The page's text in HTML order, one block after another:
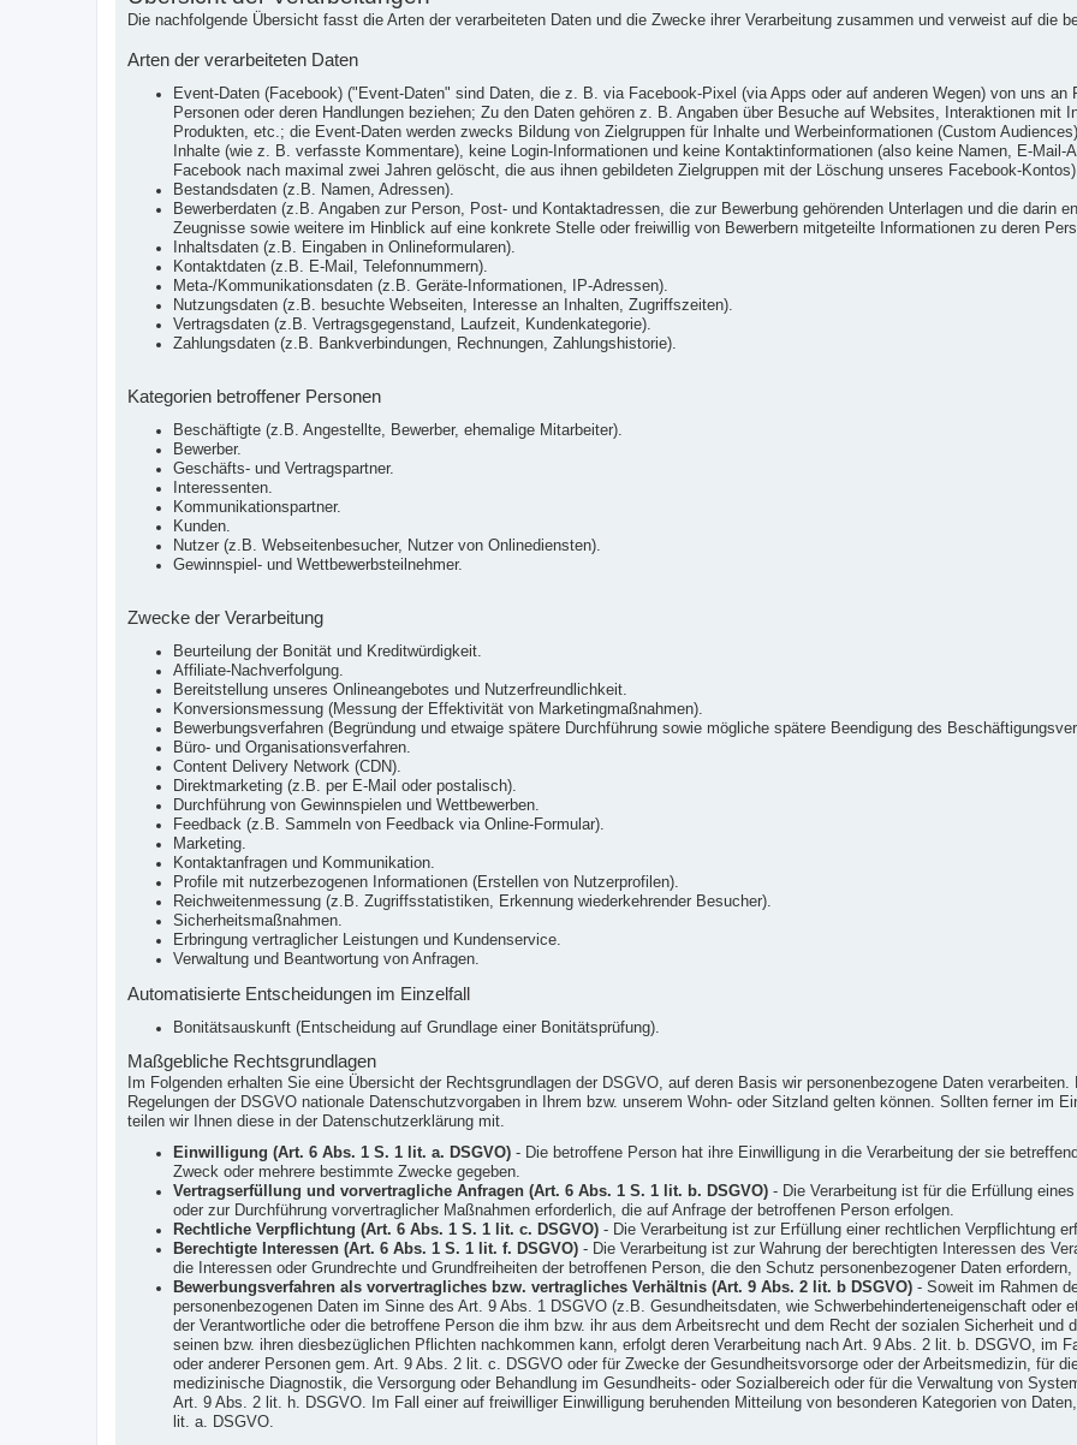
Die nachfolgende Übersicht fasst die Arten der verarbeiteten Daten und die Zwecke ihrer Verarbeitung zusammen und verweist auf die
Arten der verarbeiteten Daten
Event-Daten (Facebook) ("Event-Daten" sind Daten, die z. B. via Facebook-Pixel (via Apps oder auf anderen Wegen) von uns
Personen oder deren Handlungen beziehen; Zu den Daten gehören z. B. Angaben über Besuche auf Websites, Interaktionen
Produkten, etc.; die Event-Daten werden zwecks Bildung von Zielgruppen für Inhalte und Werbeinformationen (Custom
Inhalte (wie z. B. verfasste Kommentare), keine Login-Informationen und keine Kontaktinformationen (also keine Namen, E-Mail-
Facebook nach maximal zwei Jahren gelöscht, die aus ihnen gebildeten Zielgruppen mit der Löschung unseres Facebook-Kontos).
Bestandsdaten (z.B. Namen, Adressen).
Bewerberdaten (z.B. Angaben zur Person, Post- und Kontaktadressen, die zur Bewerbung gehörenden Unterlagen und die darin
Zeugnisse sowie weitere im Hinblick auf eine konkrete Stelle oder freiwillig von Bewerbern mitgeteilte Informationen zu deren
Inhaltsdaten (z.B. Eingaben in Onlineformularen).
Kontaktdaten (z.B. E-Mail, Telefonnummern).
Meta-/Kommunikationsdaten (z.B. Geräte-Informationen, IP-Adressen).
Nutzungsdaten (z.B. besuchte Webseiten, Interesse an Inhalten, Zugriffszeiten).
Vertragsdaten (z.B. Vertragsgegenstand, Laufzeit, Kundenkategorie).
Zahlungsdaten (z.B. Bankverbindungen, Rechnungen, Zahlungshistorie).
Kategorien betroffener Personen
Beschäftigte (z.B. Angestellte, Bewerber, ehemalige Mitarbeiter).
Bewerber.
Geschäfts- und Vertragspartner.
Interessenten.
Kommunikationspartner.
Kunden.
Nutzer (z.B. Webseitenbesucher, Nutzer von Onlinediensten).
Gewinnspiel- und Wettbewerbsteilnehmer.
Zwecke der Verarbeitung
Beurteilung der Bonität und Kreditwürdigkeit.
Affiliate-Nachverfolgung.
Bereitstellung unseres Onlineangebotes und Nutzerfreundlichkeit.
Konversionsmessung (Messung der Effektivität von Marketingmaßnahmen).
Bewerbungsverfahren (Begründung und etwaige spätere Durchführung sowie mögliche spätere Beendigung des
Büro- und Organisationsverfahren.
Content Delivery Network (CDN).
Direktmarketing (z.B. per E-Mail oder postalisch).
Durchführung von Gewinnspielen und Wettbewerben.
Feedback (z.B. Sammeln von Feedback via Online-Formular).
Marketing.
Kontaktanfragen und Kommunikation.
Profile mit nutzerbezogenen Informationen (Erstellen von Nutzerprofilen).
Reichweitenmessung (z.B. Zugriffsstatistiken, Erkennung wiederkehrender Besucher).
Sicherheitsmaßnahmen.
Erbringung vertraglicher Leistungen und Kundenservice.
Verwaltung und Beantwortung von Anfragen.
Automatisierte Entscheidungen im Einzelfall
Bonitätsauskunft (Entscheidung auf Grundlage einer Bonitätsprüfung).
Maßgebliche Rechtsgrundlagen
Im Folgenden erhalten Sie eine Übersicht der Rechtsgrundlagen der DSGVO, auf deren Basis wir personenbezogene Daten
Regelungen der DSGVO nationale Datenschutzvorgaben in Ihrem bzw. unserem Wohn- oder Sitzland gelten können. Sollten ferner im
teilen wir Ihnen diese in der Datenschutzerklärung mit.
Einwilligung (Art. 6 Abs. 1 S. 1 lit. a. DSGVO)- Die betroffene Person hat ihre Einwilligung in die Verarbeitung der sie
Zweck oder mehrere bestimmte Zwecke gegeben.
Vertragserfüllung und vorvertragliche Anfragen (Art. 6 Abs. 1 S. 1 lit. b. DSGVO)- Die Verarbeitung ist für die Erfüllung
oder zur Durchführung vorvertraglicher Maßnahmen erforderlich, die auf Anfrage der betroffenen Person erfolgen.
Rechtliche Verpflichtung (Art. 6 Abs. 1 S. 1 lit. c. DSGVO)- Die Verarbeitung ist zur Erfüllung einer rechtlichen Verpflichtung
Berechtigte Interessen (Art. 6 Abs. 1 S. 1 lit. f. DSGVO)- Die Verarbeitung ist zur Wahrung der berechtigten Interessen des
die Interessen oder Grundrechte und Grundfreiheiten der betroffenen Person, die den Schutz personenbezogener Daten erfordern,
Bewerbungsverfahren als vorvertragliches bzw. vertragliches Verhältnis (Art. 9 Abs. 2 lit. b DSGVO)- Soweit im Rahmen
personenbezogenen Daten im Sinne des Art. 9 Abs. 1 DSGVO (z.B. Gesundheitsdaten, wie Schwerbehinderteneigenschaft oder
der Verantwortliche oder die betroffene Person die ihm bzw. ihr aus dem Arbeitsrecht und dem Recht der sozialen Sicherheit und
seinen bzw. ihren diesbezüglichen Pflichten nachkommen kann, erfolgt deren Verarbeitung nach Art. 9 Abs. 2 lit. b. DSGVO, im
oder anderer Personen gem. Art. 9 Abs. 2 lit. c. DSGVO oder für Zwecke der Gesundheitsvorsorge oder der Arbeitsmedizin, für
medizinische Diagnostik, die Versorgung oder Behandlung im Gesundheits- oder Sozialbereich oder für die Verwaltung von
Art. 9 Abs. 2 lit. h. DSGVO. Im Fall einer auf freiwilliger Einwilligung beruhenden Mitteilung von besonderen Kategorien von
lit. a. DSGVO.